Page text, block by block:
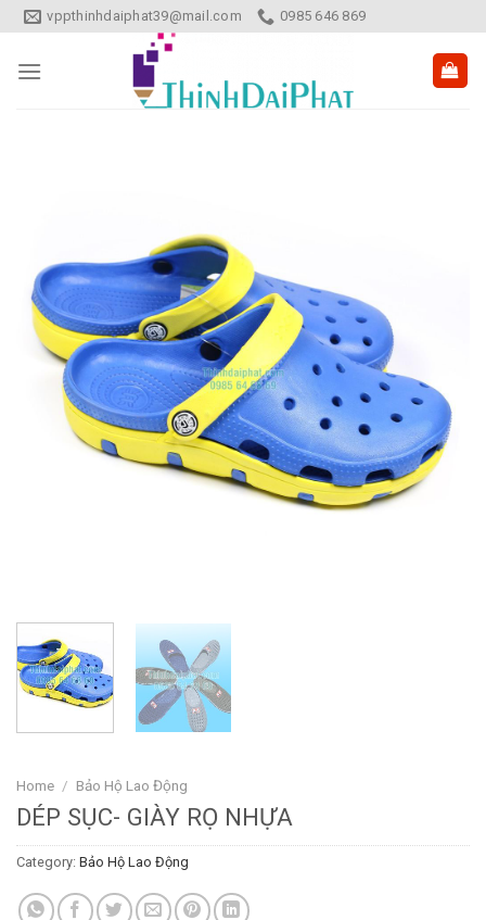
Skip
to
content
vppthinhdaiphat39@mail.com 0985 646 869
Home / Bảo Hộ Lao Động
DÉP SỤC- GIÀY RỌ NHỰA
Category: Bảo Hộ Lao Động